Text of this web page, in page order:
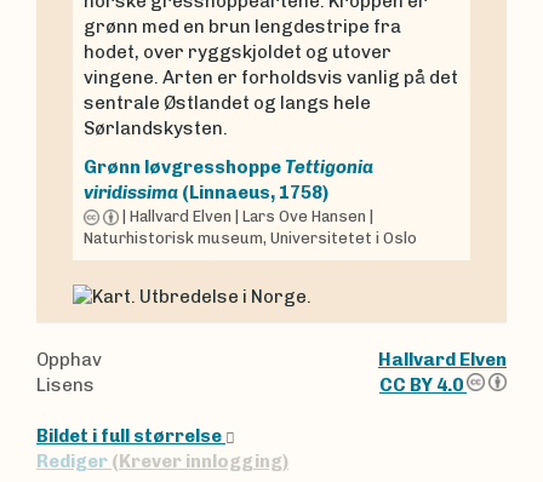
grønn med en brun lengdestripe fra
hodet, over ryggskjoldet og utover
vingene. Arten er forholdsvis vanlig på det
sentrale Østlandet og langs hele
Sørlandskysten.
Grønn løvgresshoppeTettigonia
viridissima (Linnaeus, 1758)
Hallvard Elven Lars Ove Hansen
Naturhistorisk museum, Universitetet i Oslo
Opphav
Hallvard Elven
Lisens
CC BY 4.0
Bildet i full størrelse
Rediger (Krever innlogging)